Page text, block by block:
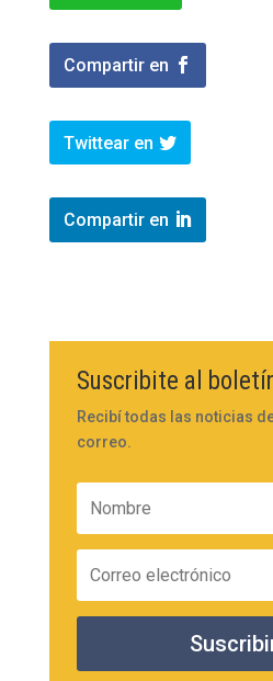
Compartir en
Twittear en
Compartir en
Suscribite al
Recibí todas las noticias
correo.